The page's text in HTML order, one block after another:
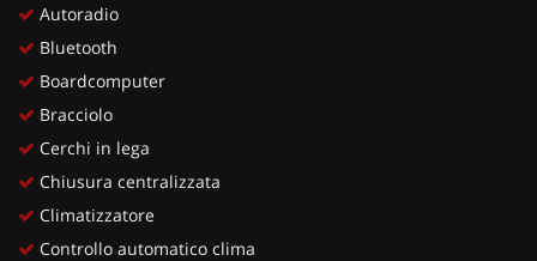
Autoradio
Bluetooth
Boardcomputer
Bracciolo
Cerchi in lega
Chiusura centralizzata
Climatizzatore
Controllo automatico clima